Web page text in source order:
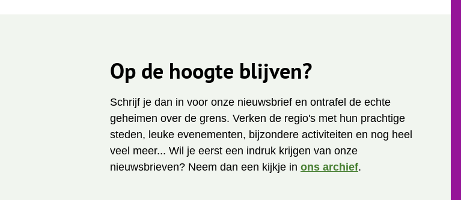
Op de hoogte blijven?
Schrijf je dan in voor onze nieuwsbrief en ontrafel de echte
geheimen over de grens. Verken de regio's met hun prachtige
steden, leuke evenementen, bijzondere activiteiten en nog heel
veel meer... Wil je eerst een indruk krijgen van onze
nieuwsbrieven? Neem dan een kijkje in ons archief.